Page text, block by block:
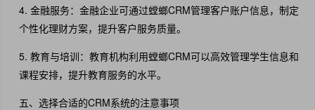
4. 金融服务：金融企业可通过螳螂CRM管理客户账户信息，制定
个性化理财方案，提升客户服务质量。
5. 教育与培训：教育机构利用螳螂CRM可以高效管理学生信息和
课程安排，提升教育服务的水平。
五、选择合适的CRM系统的注意事项